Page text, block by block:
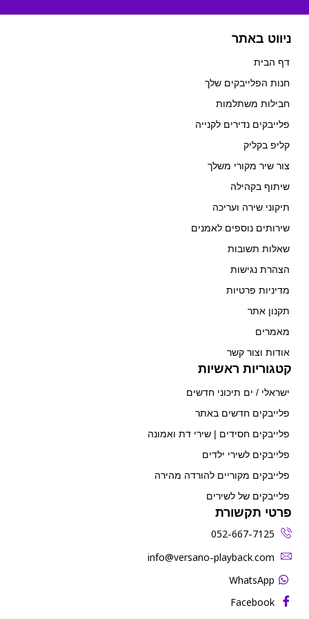
ניווט באתר
דף הבית
חנות הפלייבקים שלך
חבילות משתלמות
פלייבקים נדירים לקנייה
קליפ בקליק
צור שיר מקורי משלך
שיתוף בקהילה
תיקוני שירה ועריכה
שירותים נוספים לאמנים
שאלות תשובות
הצהרת נגישות
מדיניות פרטיות
תקנון אתר
מאמרים
אודות וצור קשר
קטגוריות ראשיות
ישראלי / ים תיכוני חדשים
פלייבקים חדשים באתר
פלייבקים חסידים | שירי דת ואמונה
פלייבקים לשירי ילדים
פלייבקים מקוריים להורדה מהירה
פלייבקים של לשירים
פרטי תקשורת
052-667-7125
‫info@versano-playback.com‬
WhatsApp
Facebook